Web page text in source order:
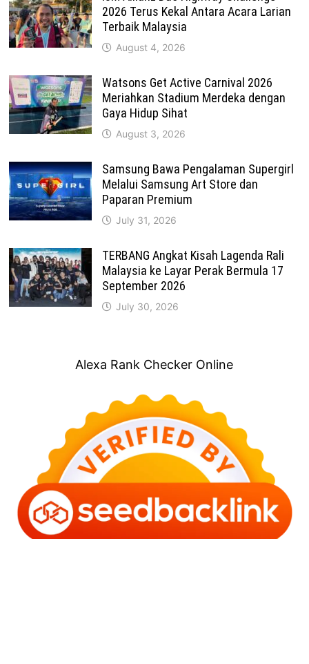
2026 Terus Kekal Antara Acara Larian
Terbaik Malaysia
August 4, 2026
Watsons Get Active Carnival 2026
Meriahkan Stadium Merdeka dengan
Gaya Hidup Sihat
August 3, 2026
Samsung Bawa Pengalaman Supergirl
Melalui Samsung Art Store dan
Paparan Premium
July 31, 2026
TERBANG Angkat Kisah Lagenda Rali
Malaysia ke Layar Perak Bermula 17
September 2026
July 30, 2026
Alexa Rank Checker Online